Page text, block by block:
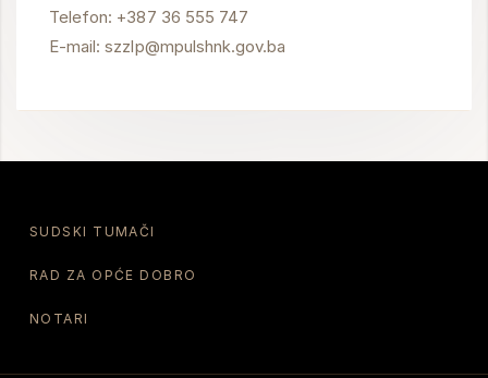
Telefon: +387 36 555 747
E-mail: szzlp@mpulshnk.gov.ba
SUDSKI TUMAČI
RAD ZA OPĆE DOBRO
NOTARI